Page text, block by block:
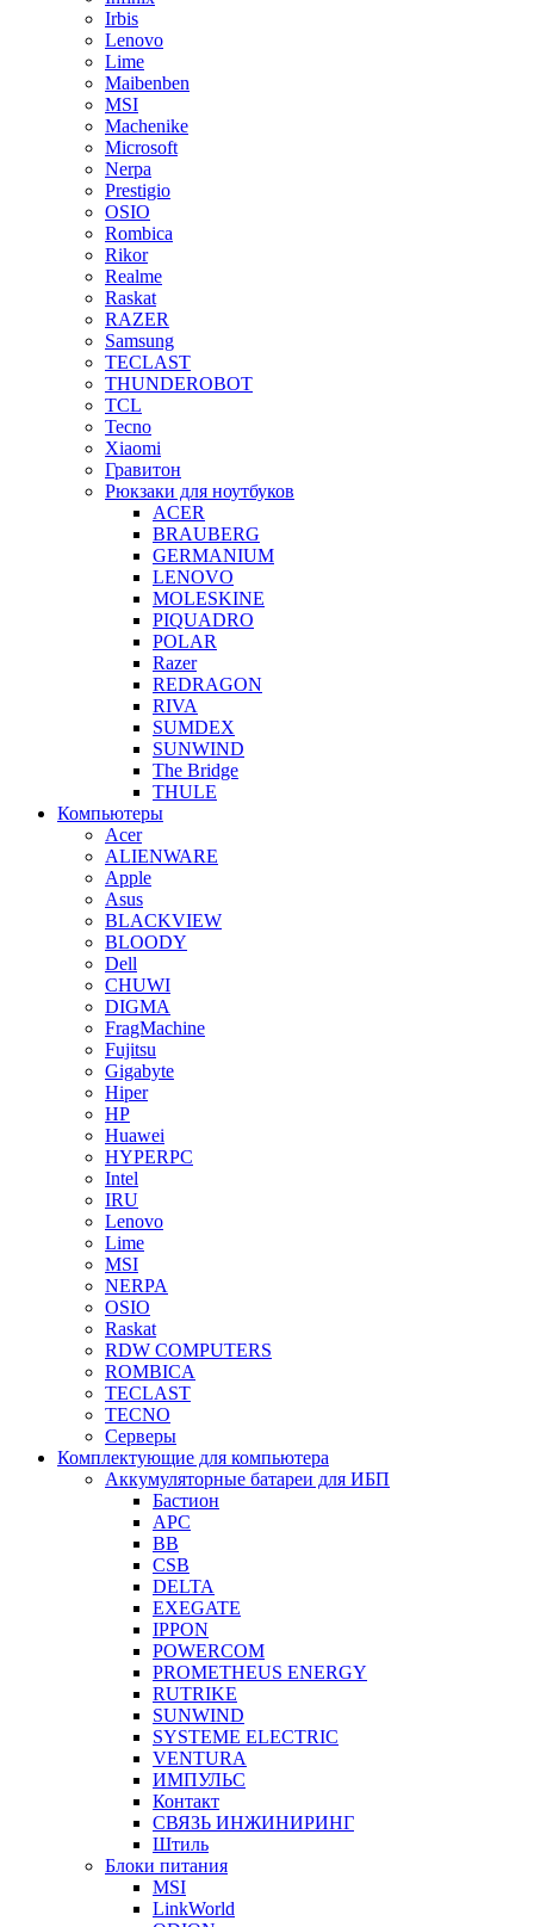
Irbis
Lenovo
Lime
Maibenben
MSI
Machenike
Microsoft
Nerpa
Prestigio
OSIO
Rombica
Rikor
Realme
Raskat
RAZER
Samsung
TECLAST
THUNDEROBOT
TCL
Tecno
Xiaomi
Гравитон
Рюкзаки для ноутбуков
ACER
BRAUBERG
GERMANIUM
LENOVO
MOLESKINE
PIQUADRO
POLAR
Razer
REDRAGON
RIVA
SUMDEX
SUNWIND
The Bridge
THULE
Компьютеры
Acer
ALIENWARE
Apple
Asus
BLACKVIEW
BLOODY
Dell
CHUWI
DIGMA
FragMachine
Fujitsu
Gigabyte
Hiper
HP
Huawei
HYPERPC
Intel
IRU
Lenovo
Lime
MSI
NERPA
OSIO
Raskat
RDW COMPUTERS
ROMBICA
TECLAST
TECNO
Серверы
Комплектующие для компьютера
Аккумуляторные батареи для ИБП
Бастион
APC
BB
CSB
DELTA
EXEGATE
IPPON
POWERCOM
PROMETHEUS ENERGY
RUTRIKE
SUNWIND
SYSTEME ELECTRIC
VENTURA
ИМПУЛЬС
Контакт
СВЯЗЬ ИНЖИНИРИНГ
Штиль
Блоки питания
MSI
LinkWorld